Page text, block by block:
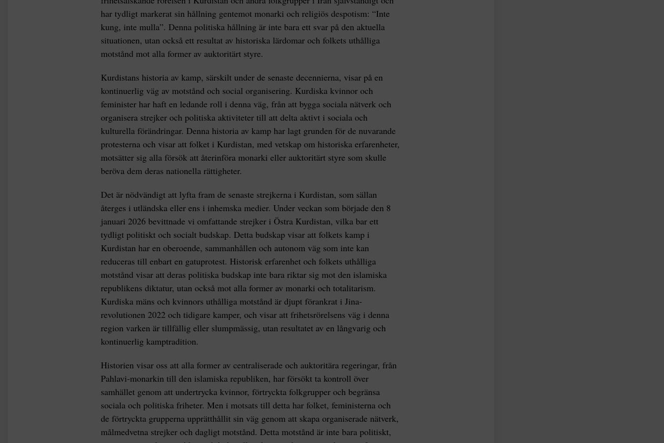
har tydligt markerat sin hållning gentemot monarki och religiös despotism: “Inte
kung, inte mulla”. Denna politiska hållning är inte bara ett svar på den aktuella
situationen, utan också ett resultat av historiska lärdomar och folkets uthålliga
motstånd mot alla former av auktoritärt styre.
Kurdistans historia av kamp, särskilt under de senaste decennierna, visar på en
kontinuerlig väg av motstånd och social organisering. Kurdiska kvinnor och
feminister har haft en ledande roll i denna väg, från att bygga sociala nätverk och
organisera strejker och politiska aktiviteter till att delta aktivt i sociala och
kulturella förändringar. Denna historia av kamp har lagt grunden för de nuvarande
protesterna och visar att folket i Kurdistan, med vetskap om historiska erfarenheter,
motsätter sig alla försök att återinföra monarki eller auktoritärt styre som skulle
beröva dem deras nationella rättigheter.
Det är nödvändigt att lyfta fram de senaste strejkerna i Kurdistan, som sällan
återges i utländska eller ens i inhemska medier. Under veckan som började den 8
januari 2026 bevittnade vi omfattande strejker i Östra Kurdistan, vilka bar ett
tydligt politiskt och socialt budskap. Detta budskap visar att folkets kamp i
Kurdistan har en oberoende, sammanhållen och autonom väg som inte kan
reduceras till enbart en gatuprotest. Historisk erfarenhet och folkets uthålliga
motstånd visar att deras politiska budskap inte bara riktar sig mot den islamiska
republikens diktatur, utan också mot alla former av monarki och totalitarism.
Kurdiska mäns och kvinnors uthålliga motstånd är djupt förankrat i Jina-
revolutionen 2022 och tidigare kamper, och visar att frihetsrörelsens väg i denna
region varken är tillfällig eller slumpmässig, utan resultatet av en långvarig och
kontinuerlig kamptradition.
Historien visar oss att alla former av centraliserade och auktoritära regeringar, från
Pahlavi-monarkin till den islamiska republiken, har försökt ta kontroll över
samhället genom att undertrycka kvinnor, förtryckta folkgrupper och begränsa
sociala och politiska friheter. Men i motsats till detta har folket, feministerna och
de förtryckta grupperna upprätthållit sin väg genom att skapa organiserade nätverk,
målmedvetna strejker och dagligt motstånd. Detta motstånd är inte bara politiskt,